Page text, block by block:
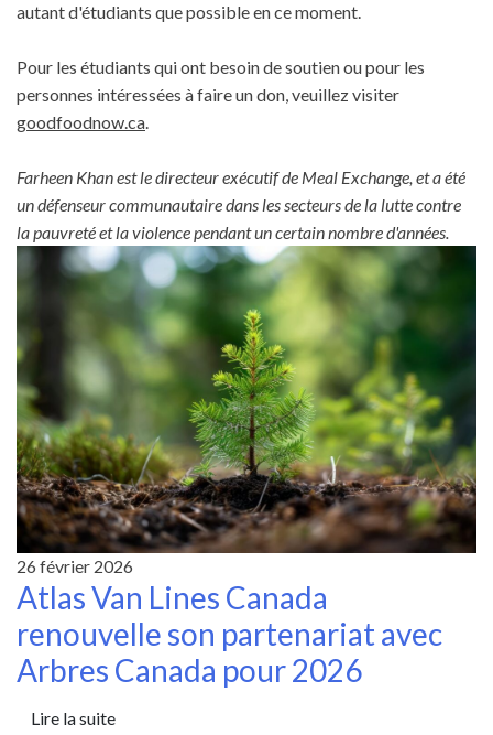
autant d'étudiants que possible en ce moment.
Pour les étudiants qui ont besoin de soutien ou pour les
personnes intéressées à faire un don, veuillez visiter
goodfoodnow.ca.
Farheen Khan est le directeur exécutif de Meal Exchange, et a été
un défenseur communautaire dans les secteurs de la lutte contre
la pauvreté et la violence pendant un certain nombre d'années.
26 février 2026
Atlas Van Lines Canada
renouvelle son partenariat avec
Arbres Canada pour 2026
Lire la suite